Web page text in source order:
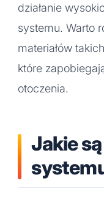
działanie
systemu. Warto
materiałów
które
otoczenia.
Jakie